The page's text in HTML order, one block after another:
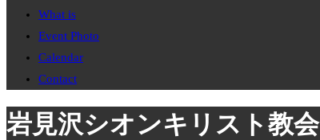
What is
Event Photo
Calendar
Contact
岩見沢シオンキリスト教会